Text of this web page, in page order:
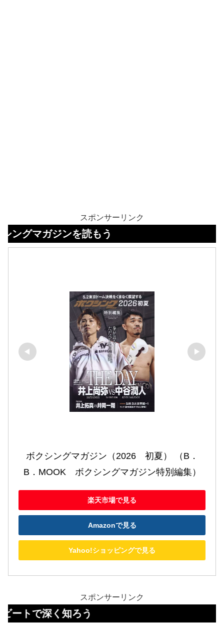
スポンサーリンク
ジンを読もう
ボクシングマガジン（2026　初夏） （B．
B．MOOK　ボクシングマガジン特別編集）
楽天市場で見る
Amazonで見る
Yahoo!ショッピングで見る
スポンサーリンク
く知ろう